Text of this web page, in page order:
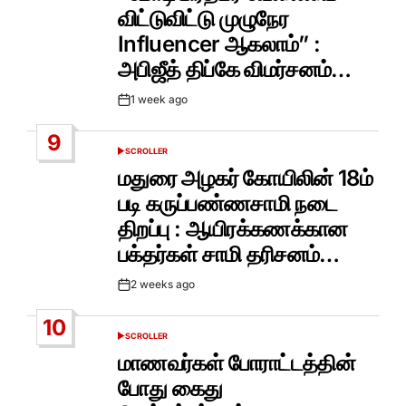
விட்டுவிட்டு முழுநேர
Influencer ஆகலாம்” :
அபிஜீத் திப்கே விமர்சனம்…
Post1 week ago
9
POSTED
SCROLLER
மதுரை அழகர் கோயிலின் 18ம்
படி கருப்பண்ணசாமி நடை
திறப்பு : ஆயிரக்கணக்கான
பக்தர்கள் சாமி தரிசனம்…
Post2 weeks ago
10
POSTED
SCROLLER
மாணவர்கள் போராட்டத்தின்
போது கைது